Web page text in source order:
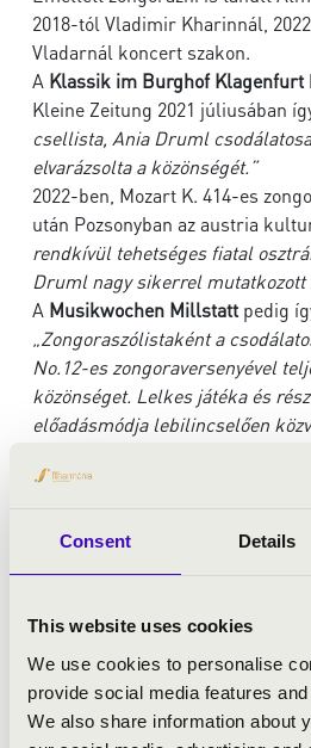
Consent Details
This website uses cookies
We use cookies to personalise
provide social media features
We also share information about
2018-tól Vladimir Kharinnál,
Vladarnál koncert szakon.
A Klassik im Burghof Klagenfurt
Kleine Zeitung 2021 júliusában
csellista, Ania Druml
elvarázsolta a közönségét.”
2022-ben, Mozart K. 414-es
után Pozsonyban az austria
rendkívül tehetséges fiatal
Druml nagy sikerrel mutatkozott
A Musikwochen Millstatt pedig
„Zongoraszólistaként a
No.12-es zongoraversenyével
közönséget. Lelkes játéka és
előadásmódja lebilincselően
Koncertkörutak, díjak és
Franciaországba,
Zenei partnerei közé tartozik
Altenburger, Matthias
Bruns, Paul Gulda, Liviu
Reinhard Latzko, Cornelius
Benjamin Schmid, Matthias